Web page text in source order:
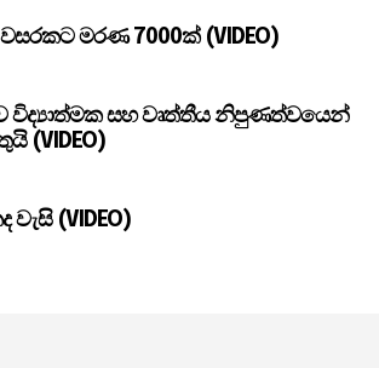
මරණ 7000ක් (VIDEO)
විද්‍යාත්මක සහ වෘත්තීය නිපුණත්වයෙන්
(VIDEO)
(VIDEO)